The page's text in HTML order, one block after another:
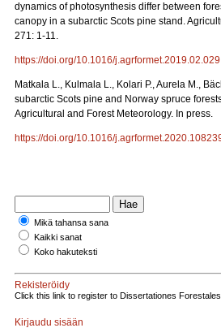
dynamics of photosynthesis differ between
canopy in a subarctic Scots pine stand.
271: 1-11.
https://doi.org/10.1016/j.agrformet.2019.02.029
Matkala L., Kulmala L., Kolari P., Aurela M.,
subarctic Scots pine and Norway spruce
Agricultural and Forest Meteorology. In press.
https://doi.org/10.1016/
Mikä tahansa sana
Kaikki sanat
Koko hakuteksti
Rekisteröidy
Click this link to register to Dissertationes Forestales.
Kirjaudu sisään